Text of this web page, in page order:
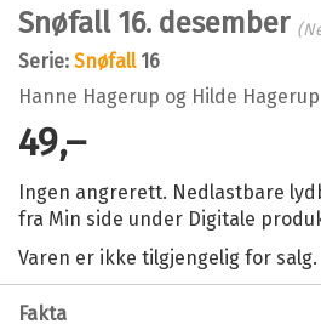
Snøfall 16. desember
Serie: Snøfall16
Hanne Hagerup og Hilde Hagerup
49,–
Ingen angrerett. Nedlastbare
fra Min side under Digitale
Varen er ikke tilgjengelig for salg.
Fakta